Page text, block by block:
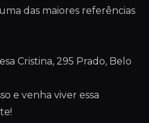
das maiores referências
Cristina, 295 Prado, Belo
e venha viver essa